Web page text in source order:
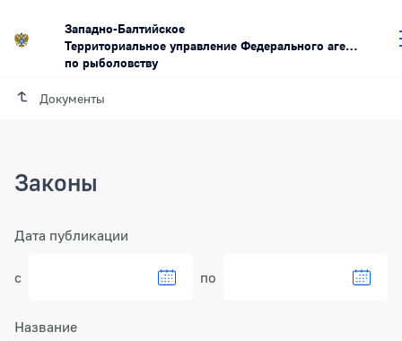
Западно-Балтийское
Территориальное управление Федерального агентства
по рыболовству
Документы
Законы
Дата публикации
с
Выбрать дату в календаре
по
Название